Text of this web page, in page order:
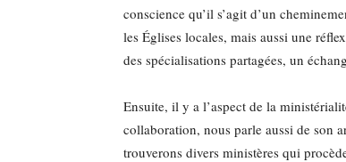
conscience qu’il s’agit d’un
les Églises locales, mais aussi une
des spécialisations partagées, un
Ensuite, il y a l’aspect de la
collaboration, nous parle aussi de son
trouverons divers ministères qui